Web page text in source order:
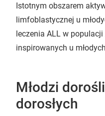
Istotnym obszarem
limfoblastycznej u
leczenia ALL w
inspirowanych u
Młodzi
dorosłych